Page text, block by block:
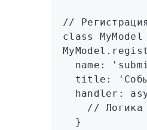
//
class
MyModel
MyModel
  name
:
  title
:
  handler
:
// Логика
  }